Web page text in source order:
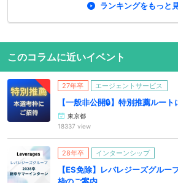
ランキングをもっと
このコラムに近いイベント
27年卒 エージェントサービス
【一般非公開🔒️】特別推薦ルー
東京都
18337 view
28年卒 インターンシップ
【ES免除】レバレジーズグルー